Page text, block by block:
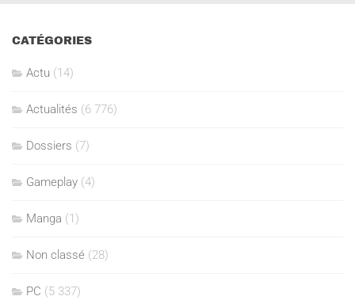
CATÉGORIES
Actu (14)
Actualités (6 776)
Dossiers (7)
Gameplay (4)
Manga (1)
Non classé (28)
PC (5 337)